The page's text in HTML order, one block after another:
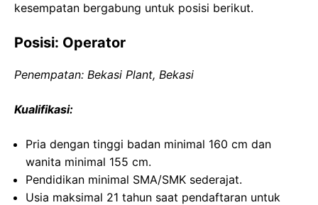
kesempatan bergabung untuk posisi berikut.
Posisi: Operator
Penempatan: Bekasi Plant, Bekasi
Kualifikasi:
Pria dengan tinggi badan minimal 160 cm dan
wanita minimal 155 cm.
Pendidikan minimal SMA/SMK sederajat.
Usia maksimal 21 tahun saat pendaftaran untuk